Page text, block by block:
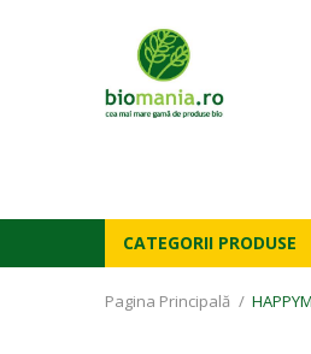
CATEGORII PRODUSE
Pagina Principală /